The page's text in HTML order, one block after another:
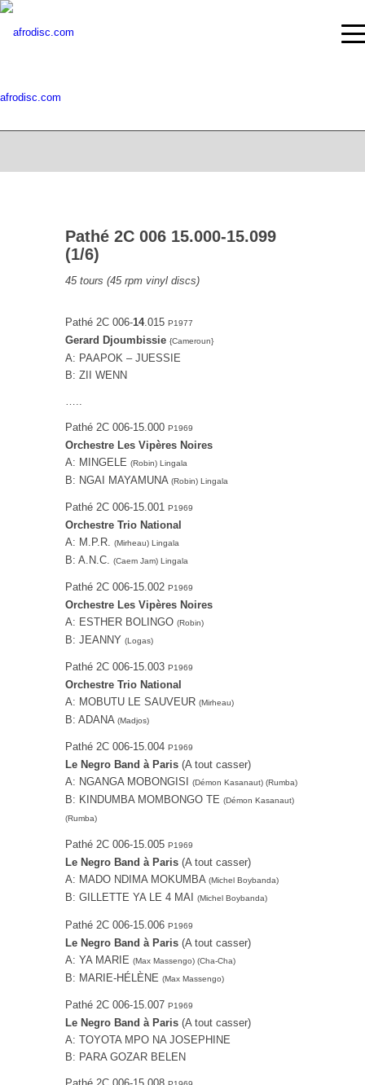
afrodisc.com
Pathé 2C 006 15.000-15.099
(1/6)
45 tours (45 rpm vinyl discs)
Pathé ‎2C 006-14.015 P1977
Gerard Djoumbissie {Cameroun}
A: PAAPOK – JUESSIE
B: ZII WENN
…..
Pathé ‎2C 006-15.000 P1969
Orchestre Les Vipères Noires
A: MINGELE (Robin) Lingala
B: NGAI MAYAMUNA (Robin) Lingala
Pathé ‎2C 006-15.001 P1969
Orchestre Trio National
A: M.P.R. (Mirheau) Lingala
B: A.N.C. (Caem Jam) Lingala
Pathé ‎2C 006-15.002 P1969
Orchestre Les Vipères Noires
A: ESTHER BOLINGO (Robin)
B: JEANNY (Logas)
Pathé ‎2C 006-15.003 P1969
Orchestre Trio National
A: MOBUTU LE SAUVEUR (Mirheau)
B: ADANA (Madjos)
Pathé ‎2C 006-15.004 P1969
Le Negro Band à Paris (A tout casser)
A: NGANGA MOBONGISI
(Démon Kasanaut) (Rumba)
B: KINDUMBA MOMBONGO TE (Démon Kasanaut)
(Rumba)
Pathé 2C 006-15.005 P1969
Le Negro Band à Paris (A tout casser)
A: MADO NDIMA MOKUMBA (Michel Boybanda)
B: GILLETTE YA LE 4 MAI (Michel Boybanda)
Pathé ‎2C 006-15.006 P1969
Le Negro Band à Paris (A tout casser)
A: YA MARIE (Max Massengo) (Cha-Cha)
B: MARIE-HÉLÈNE (Max Massengo)
Pathé ‎2C 006-15.007 P1969
Le Negro Band à Paris (A tout casser)
A: TOYOTA MPO NA JOSEPHINE
B: PARA GOZAR BELEN